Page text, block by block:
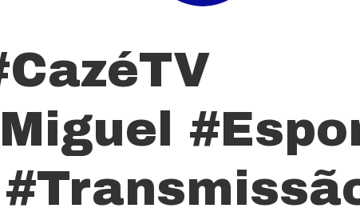
para fechar